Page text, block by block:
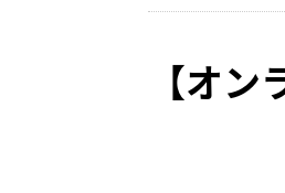
【オ